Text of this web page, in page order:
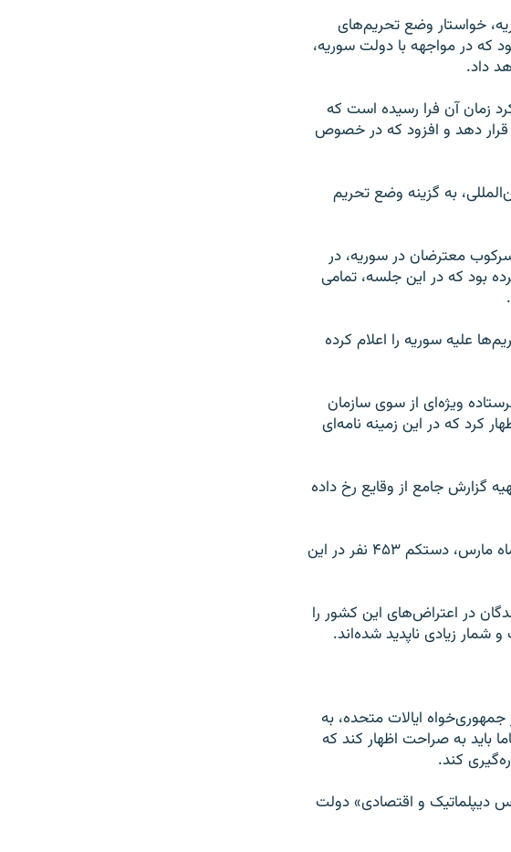
خواستار وضع تحریم‌های
که در مواجهه با دولت سوریه،
داد.
کرد زمان آن فرا رسیده است که
قرار دهد و افزود که در خصوص
به گزینه وضع تحریم
معترضان در سوریه، در
بود که در این جلسه، تمامی
علیه سوریه را اعلام کرده‌
ویژه‌ای از سوی سازمان
کرد که در این زمینه نامه‌ای
گزارش جامع از وقایع رخ داده
به گفته فعالان حقوق بشر از زمان آغاز ناآرامی‌ها در سوریه در اوایل ماه مارس،‌ دستکم ۴۵۳ نفر در این
در اعتراض‌های این کشور را
ایالات متحده، به
باید به صراحت اظهار کند که
کند.
دیپلماتیک و اقتصادی» دولت